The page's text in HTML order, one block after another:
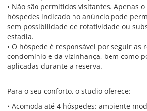
• Não são permitidos visitantes. Apenas
hóspedes indicado no anúncio pode
sem possibilidade de rotatividade ou
estadia.
• O hóspede é responsável por seguir as
condomínio e da vizinhança, bem como
aplicadas durante a reserva.
Para o seu conforto, o studio oferece:
• Acomoda até 4 hóspedes: ambiente